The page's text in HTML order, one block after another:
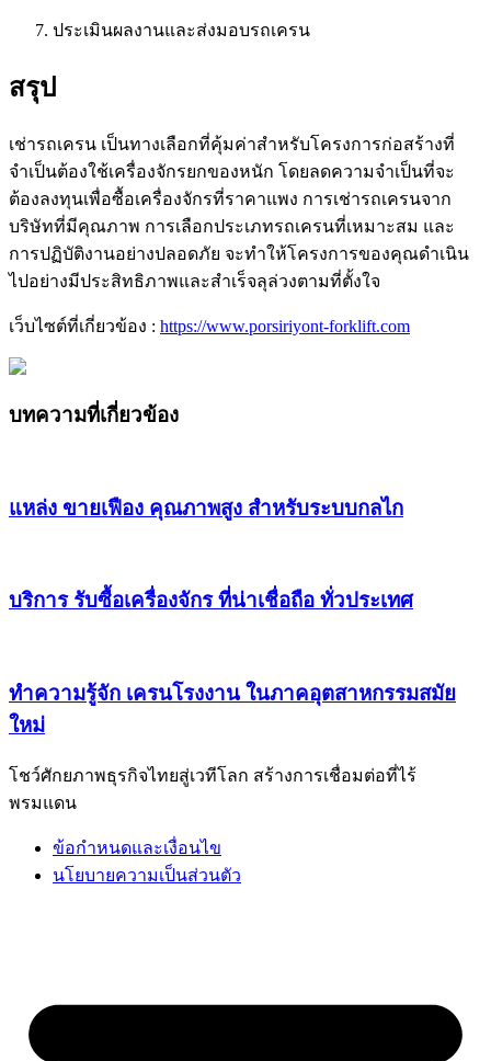
ประเมินผลงานและส่งมอบรถเครน
สรุป
เช่ารถเครน เป็นทางเลือกที่คุ้มค่าสำหรับโครงการก่อสร้างที่
จำเป็นต้องใช้เครื่องจักรยกของหนัก โดยลดความจำเป็นที่จะ
ต้องลงทุนเพื่อซื้อเครื่องจักรที่ราคาแพง การเช่ารถเครนจาก
บริษัทที่มีคุณภาพ การเลือกประเภทรถเครนที่เหมาะสม และ
การปฏิบัติงานอย่างปลอดภัย จะทำให้โครงการของคุณดำเนิน
ไปอย่างมีประสิทธิภาพและสำเร็จลุล่วงตามที่ตั้งใจ
เว็บไซต์ที่เกี่ยวข้อง : https://www.porsiriyont-forklift.com
บทความที่เกี่ยวข้อง
แหล่ง ขายเฟือง คุณภาพสูง สำหรับระบบกลไก
บริการ รับซื้อเครื่องจักร ที่น่าเชื่อถือ ทั่วประเทศ
ทำความรู้จัก เครนโรงงาน ในภาคอุตสาหกรรมสมัย
ใหม่
โชว์ศักยภาพธุรกิจไทยสู่เวทีโลก สร้างการเชื่อมต่อที่ไร้
พรมแดน
ข้อกำหนดและเงื่อนไข
นโยบายความเป็นส่วนตัว